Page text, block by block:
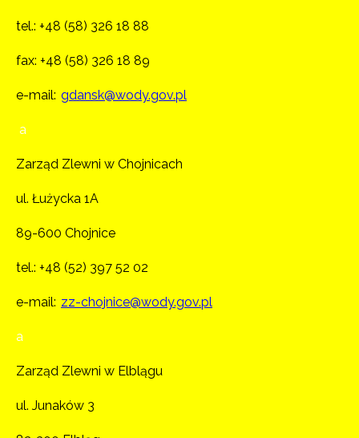
tel.: +48 (58) 326 18 88
fax: +48 (58) 326 18 89
e-mail: gdansk@wody.gov.pl
a
Zarząd Zlewni w Chojnicach
ul. Łużycka 1A
89-600 Chojnice
tel.: +48 (52) 397 52 02
e-mail: zz-chojnice@wody.gov.pl
a
Zarząd Zlewni w Elblągu
ul. Junaków 3